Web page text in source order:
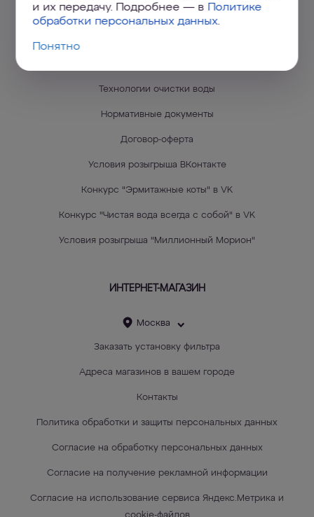
и их передачу. Подробнее — в
Политике
обработки персональных данных.
Понятно
Блог (Статьи и Новости)
Технологии очистки воды
Нормативные документы
Договор-оферта
Условия розыгрыша ВКонтакте
Конкурс "Эрмитажные коты" в VK
Конкурс "Чистая вода всегда с собой" в VK
Условия розыгрыша "Миллионный Морион"
ИНТЕРНЕТ-МАГАЗИН
Москва
Заказать установку фильтра
Адреса магазинов в вашем городе
Контакты
Политика обработки и защиты персональных данных
Согласие на обработку персональных данных
Согласие на получение рекламной информации
Согласие на использование сервиса Яндекс.Метрика и